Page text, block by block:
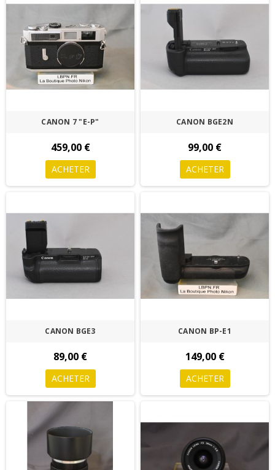
CANON 7 "E-P"
459,00 €
ACHETER
CANON BGE2N
99,00 €
ACHETER
CANON BGE3
89,00 €
ACHETER
CANON BP-E1
149,00 €
ACHETER